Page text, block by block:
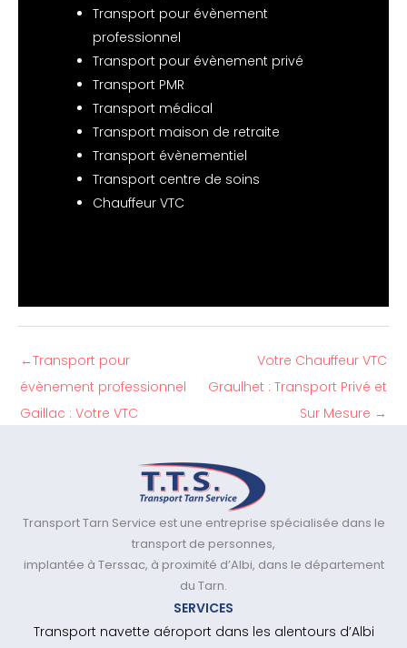
Transport pour évènement
professionnel
Transport pour évènement privé
Transport PMR
Transport médical
Transport maison de retraite
Transport évènementiel
Transport centre de soins
Chauffeur VTC
←Transport pour
évènement professionnel
Gaillac : Votre VTC
Votre Chauffeur VTC
Graulhet : Transport Privé et
Sur Mesure →
Transport Tarn Service est une entreprise spécialisée dans le
transport de personnes,
implantée à Terssac, à proximité d’Albi, dans le département
du Tarn.
SERVICES
Transport navette aéroport dans les alentours d’Albi